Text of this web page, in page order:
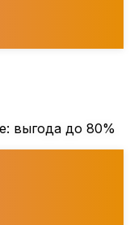
выгода до 80%